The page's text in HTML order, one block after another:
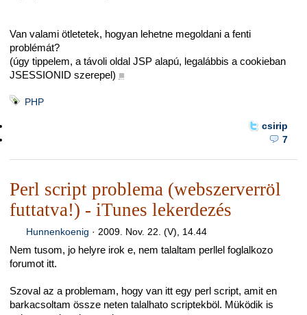
Van valami ötletetek, hogyan lehetne megoldani a fenti
problémát?
(úgy tippelem, a távoli oldal JSP alapú, legalábbis a cookieban
JSESSIONID szerepel) ■
PHP
csirip
7
Perl script problema (webszerverröl
futtatva!) - iTunes lekerdezés
Hunnenkoenig · 2009. Nov. 22. (V), 14.44
Nem tusom, jo helyre irok e, nem talaltam perllel foglalkozo
forumot itt.
Szoval az a problemam, hogy van itt egy perl script, amit en
barkacsoltam össze neten talalhato scriptekböl. Müködik is